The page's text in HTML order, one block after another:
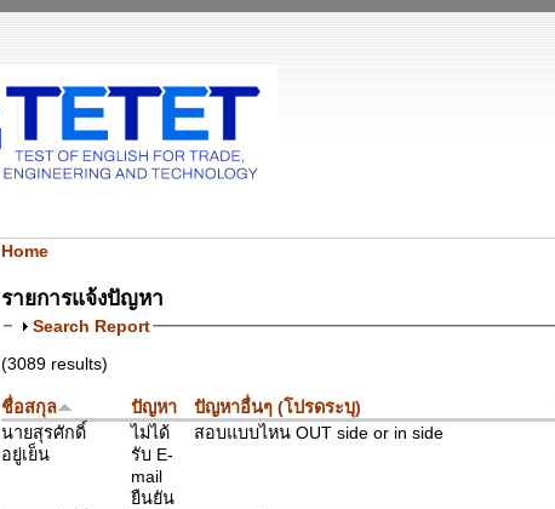
Home
รายการแจ้งปัญหา
Search Report
(3089 results)
ชื่อสกุล ปัญหา ปัญหาอื่นๆ (โปรดระบุ)
นายสุรศักดิ์
อยู่เย็น
ไม่ได้
รับ E-
mail
ยืนยัน
สอบแบบไหน OUT side or in side